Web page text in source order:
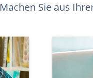
Machen Sie aus